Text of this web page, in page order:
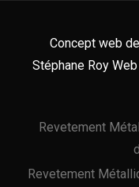
Concept web
Stéphane Roy
Revetement
Revetement